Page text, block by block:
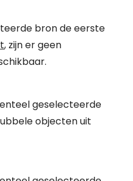
bron de eerste
, zijn er geen
geselecteerde
objecten uit